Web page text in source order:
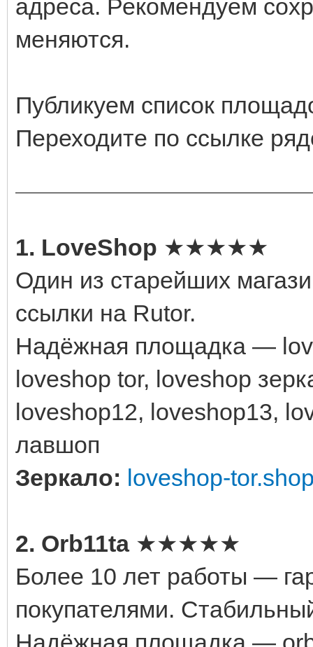
адреса. Рекомендуем
меняются.
Публикуем список
Переходите по ссылке
1. LoveShop ★★★★★
Один из старейших
ссылки на Rutor.
Надёжная площадка —
loveshop tor, loveshop
loveshop12, loveshop13,
лавшоп
Зеркало: loveshop-
2. Orb11ta★★★★★
Более 10 лет работы —
покупателями.